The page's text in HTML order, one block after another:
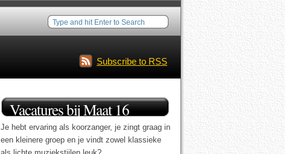
Subscribe to RSS
Vacatures bij Maat 16
Je hebt ervaring als koorzanger, je zingt graag in
een kleinere groep en je vindt zowel klassieke